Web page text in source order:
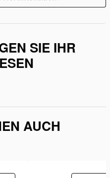
SIE IHR
AUCH